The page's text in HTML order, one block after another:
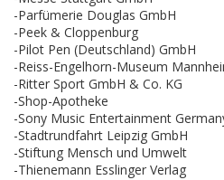
-Parfümerie Douglas GmbH
-Peek & Cloppenburg
-Pilot Pen (Deutschland) GmbH
-Reiss-Engelhorn-Museum
-Ritter Sport GmbH & Co. KG
-Shop-Apotheke
-Sony Music Entertainment
-Stadtrundfahrt Leipzig GmbH
-Stiftung Mensch und Umwelt
-Thienemann Esslinger Verlag